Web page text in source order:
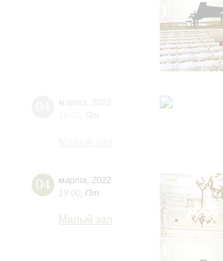
04 марта
2022
19:00 Пт
Малый зал